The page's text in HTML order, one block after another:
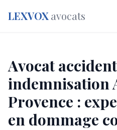
LEXVOX avocats
Avocat
indemnisation
Provence :
en dommage